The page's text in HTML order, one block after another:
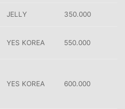
JELLY 350.000
YES KOREA 550.000
YES KOREA 600.000